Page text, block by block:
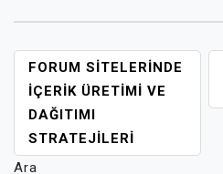
YAZI
GEZINMESI
FORUM SITELERINDE
İÇERIK ÜRETIMI VE
DAĞITIMI
STRATEJILERI
Ara